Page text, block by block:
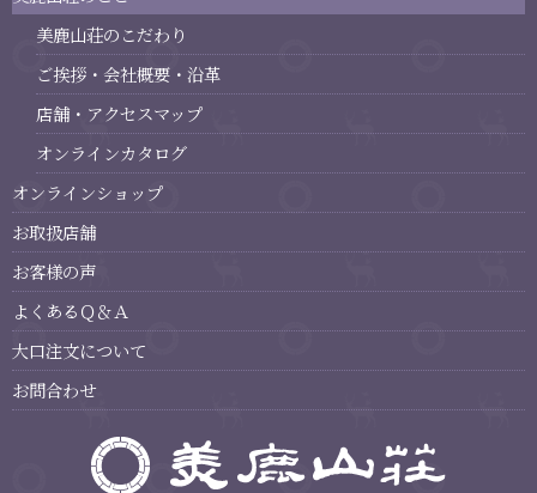
美鹿山荘のこだわり
ご挨拶・会社概要・沿革
店舗・アクセスマップ
オンラインカタログ
オンラインショップ
お取扱店舗
お客様の声
よくあるＱ＆Ａ
大口注文について
お問合わせ